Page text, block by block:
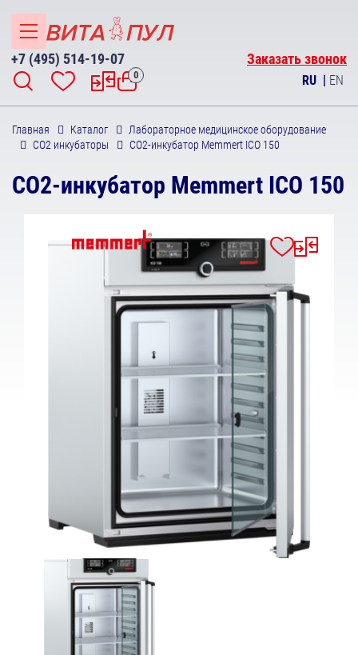
+7 (495) 514-19-07 Заказать звонок
0 RU | EN
Главная Каталог
Лабораторное медицинское оборудование
СО2 инкубаторы
CO2-инкубатор Memmert ICO 150
CO2-инкубатор Memmert ICO 150